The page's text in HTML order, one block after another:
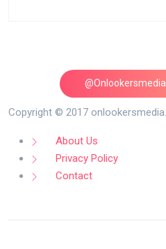
Follow on
Copyright © 2017 onlookersmedia.
About Us
Privacy Policy
Contact